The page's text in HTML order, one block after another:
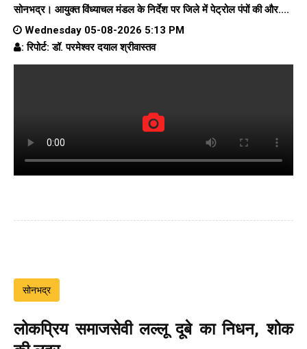
सोनभद्र। आयुक्त विंध्याचल मंडल के निर्देश पर जिले में पेट्रोल पंपों की और....
Wednesday 05-08-2026 5:13 PM
: रिपोर्ट: डॉ. परमेश्वर दयाल श्रीवास्तव
सोनभद्र
लोकप्रिय समाजसेवी लल्लू दूबे का निधन, शोक